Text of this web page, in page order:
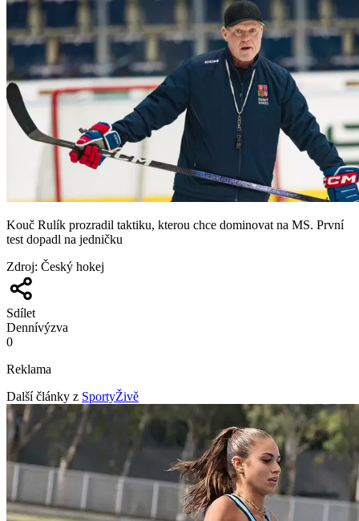
Kouč Rulík prozradil taktiku, kterou chce dominovat na MS. První
test dopadl na jedničku
Zdroj: Český hokej
Sdílet
Dennívýzva
0
Reklama
Další články z SportyŽivě